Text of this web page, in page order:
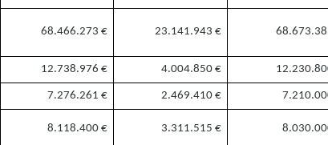
68.466.273€ 23.141.943€
12.738.976€ 4.004.850€
7.276.261 € 2.469.410 €
8.118.400€ 3.311.515€